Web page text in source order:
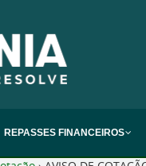
REPASSES FINANCEIROS